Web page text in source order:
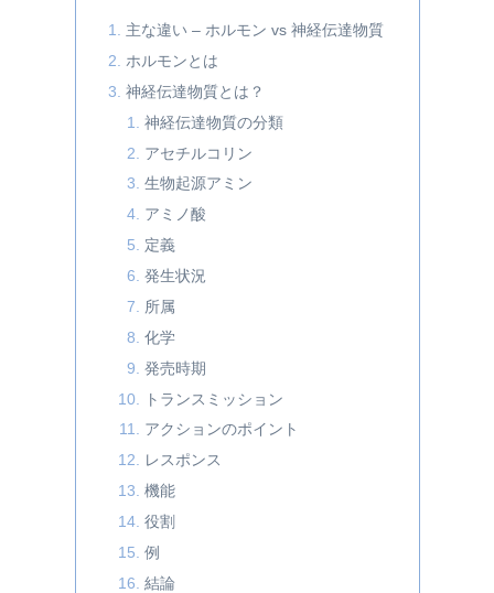
主な違い – ホルモン vs 神経伝達物質
ホルモンとは
神経伝達物質とは？
神経伝達物質の分類
アセチルコリン
生物起源アミン
アミノ酸
定義
発生状況
所属
化学
発売時期
トランスミッション
アクションのポイント
レスポンス
機能
役割
例
結論